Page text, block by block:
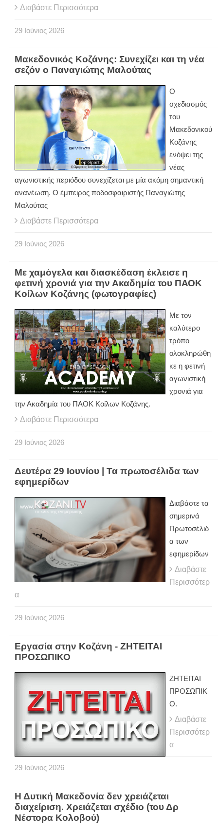
Διαβάστε Περισσότερα
29 Ιούνιος 2026
Μακεδονικός Κοζάνης: Συνεχίζει και τη νέα
σεζόν ο Παναγιώτης Μαλούτας
Ο
σχεδιασμός
του
Μακεδονικού
Κοζάνης
ενόψει της
νέας
αγωνιστικής περιόδου συνεχίζεται με μία ακόμη σημαντική
ανανέωση. Ο έμπειρος ποδοσφαιριστής Παναγιώτης
Μαλούτας
Διαβάστε Περισσότερα
29 Ιούνιος 2026
Με χαμόγελα και διασκέδαση έκλεισε η
φετινή χρονιά για την Ακαδημία του ΠΑΟΚ
Κοίλων Κοζάνης (φωτογραφίες)
Με τον
καλύτερο
τρόπο
ολοκληρώθη
κε η φετινή
αγωνιστική
χρονιά για
την Ακαδημία του ΠΑΟΚ Κοίλων Κοζάνης.
Διαβάστε Περισσότερα
29 Ιούνιος 2026
Δευτέρα 29 Ιουνίου | Τα πρωτοσέλιδα των
εφημερίδων
Διαβάστε τα
σημερινά
Πρωτοσέλιδ
α των
εφημερίδων
Διαβάστε
Περισσότερ
α
29 Ιούνιος 2026
Εργασία στην Κοζάνη - ΖΗΤΕΙΤΑΙ
ΠΡΟΣΩΠΙΚΟ
ΖΗΤΕΙΤΑΙ
ΠΡΟΣΩΠΙΚ
Ο.
Διαβάστε
Περισσότερ
α
29 Ιούνιος 2026
Η Δυτική Μακεδονία δεν χρειάζεται
διαχείριση. Χρειάζεται σχέδιο (του Δρ
Νέστορα Κολοβού)